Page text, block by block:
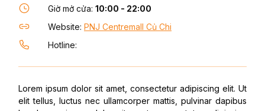
Giờ mở cửa: 10:00 - 22:00
Website: PNJ Centremall Củ Chi
Hotline:
Lorem ipsum dolor sit amet, consectetur adipiscing elit. Ut
elit tellus, luctus nec ullamcorper mattis, pulvinar dapibus